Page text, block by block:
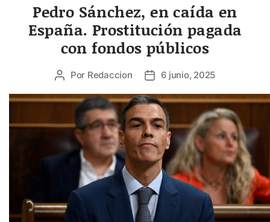
Pedro Sánchez, en caída en
España. Prostitución pagada
con fondos públicos
Autor
la
entrada
Por Redaccion
Fecha
la
entrada
6 junio, 2025